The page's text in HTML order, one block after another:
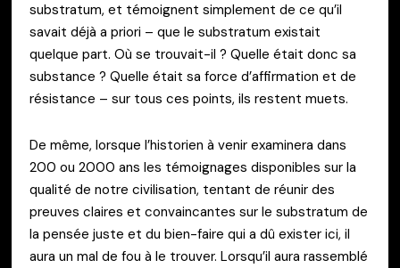
substratum, et témoignent simplement de ce qu’il
savait déjà a priori – que le substratum existait
quelque part. Où se trouvait-il ? Quelle était donc sa
substance ? Quelle était sa force d’affirmation et de
résistance – sur tous ces points, ils restent muets.
De même, lorsque l’historien à venir examinera dans
200 ou 2000 ans les témoignages disponibles sur la
qualité de notre civilisation, tentant de réunir des
preuves claires et convaincantes sur le substratum de
la pensée juste et du bien-faire qui a dû exister ici, il
aura un mal de fou à le trouver. Lorsqu’il aura rassemblé